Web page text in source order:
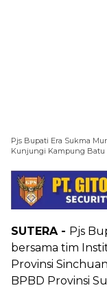
Pjs Bupati Era Sukma
Kunjungi Kampung Batu
SUTERA - Pjs
bersama tim
Provinsi
BPBD Provinsi